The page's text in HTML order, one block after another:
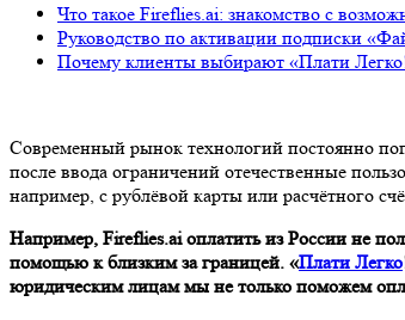
Что такое Fireflies.ai: знакомство с
Руководство по активации подписки
Почему клиенты выбирают «Плати
Современный рынок технологий постоянно
после ввода ограничений отечественные
например, с рублёвой карты или расчётного
Например, Fireflies.ai оплатить из России не
помощью к близким за границей. «Плати Легко
юридическим лицам мы не только поможем